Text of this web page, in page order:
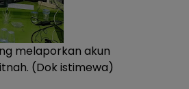
melaporkan akun
(Dok istimewa)